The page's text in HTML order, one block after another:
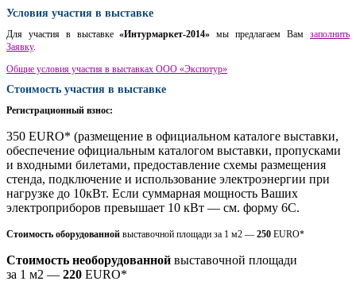
Условия участия в выставке
Для участия в выставке«Интурмаркет-2014» мы предлагаем Вам заполнить
Заявку.
Общие условия участия в выставках ООО «Экспотур»
Стоимость участия в выставке
Регистрационный взнос:
350 EURO* (размещение в официальном каталоге выставки,
обеспечение официальным каталогом выставки, пропусками
и входными билетами, предоставление схемы размещения
стенда, подключение и использование электроэнергии при
нагрузке до 10кВт. Если суммарная мощность Ваших
электроприборов превышает 10 кВт — см. форму 6С.
Стоимость оборудованной выставочной площади за 1 м2 — 250 EURO*
Стоимость необорудованной выставочной площади
за 1 м2 — 220 EURO*